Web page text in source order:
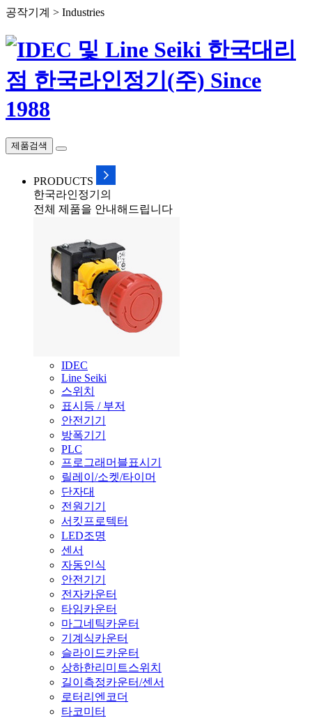
공작기계 > Industries
제품검색
PRODUCTS
한국라인정기의
전체 제품을 안내해드립니다
IDEC
Line Seiki
스위치
표시등 / 부저
안전기기
방폭기기
PLC
프로그래머블표시기
릴레이/소켓/타이머
단자대
전원기기
서킷프로텍터
LED조명
센서
자동인식
안전기기
전자카운터
타임카운터
마그네틱카운터
기계식카운터
슬라이드카운터
상하한리미트스위치
길이측정카운터/센서
로터리엔코더
타코미터